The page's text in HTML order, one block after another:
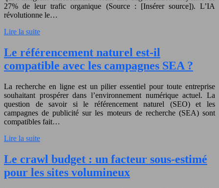
27% de leur trafic organique (Source : [Insérer source]). L’IA
révolutionne le…
Lire la suite
Le référencement naturel est-il
compatible avec les campagnes SEA ?
La recherche en ligne est un pilier essentiel pour toute entreprise
souhaitant prospérer dans l’environnement numérique actuel. La
question de savoir si le référencement naturel (SEO) et les
campagnes de publicité sur les moteurs de recherche (SEA) sont
compatibles fait…
Lire la suite
Le crawl budget : un facteur sous-estimé
pour les sites volumineux